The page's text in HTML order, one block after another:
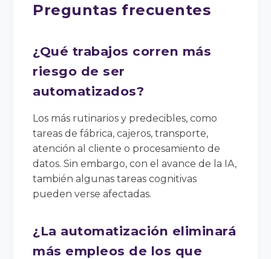
Preguntas frecuentes
¿Qué trabajos corren más
riesgo de ser
automatizados?
Los más rutinarios y predecibles, como
tareas de fábrica, cajeros, transporte,
atención al cliente o procesamiento de
datos. Sin embargo, con el avance de la IA,
también algunas tareas cognitivas
pueden verse afectadas.
¿La automatización eliminará
más empleos de los que